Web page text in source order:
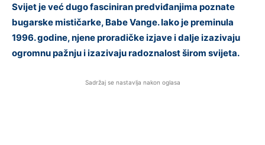
Svijet je već dugo fasciniran predviđanjima poznate
bugarske mističarke, Babe Vange. Iako je preminula
1996. godine, njene proradičke izjave i dalje izazivaju
ogromnu pažnju i izazivaju radoznalost širom svijeta.
Sadržaj se nastavlja nakon oglasa